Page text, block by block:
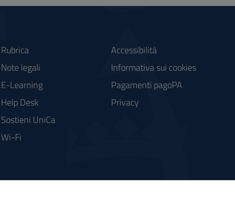
Rubrica
Note legali
E-Learning
Help Desk
Sostieni UniCa
Wi-Fi
Accessibilità
Informativa sui cookies
Pagamenti pagoPA
Privacy